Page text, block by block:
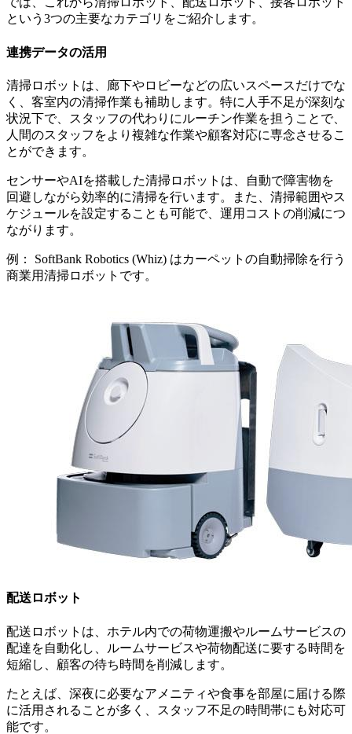
という3つの主要なカテゴリをご紹介します。
連携データの活用
清掃ロボットは、廊下やロビーなどの広いスペースだけでな
く、客室内の清掃作業も補助します。特に人手不足が深刻な
状況下で、スタッフの代わりにルーチン作業を担うことで、
人間のスタッフをより複雑な作業や顧客対応に専念させるこ
とができます。
センサーやAIを搭載した清掃ロボットは、自動で障害物を
回避しながら効率的に清掃を行います。また、清掃範囲やス
ケジュールを設定することも可能で、運用コストの削減につ
ながります。
例： SoftBank Robotics (Whiz) はカーペットの自動掃除を行う
商業用清掃ロボットです。
配送ロボット
配送ロボットは、ホテル内での荷物運搬やルームサービスの
配達を自動化し、ルームサービスや荷物配送に要する時間を
短縮し、顧客の待ち時間を削減します。
たとえば、深夜に必要なアメニティや食事を部屋に届ける際
に活用されることが多く、スタッフ不足の時間帯にも対応可
能です。